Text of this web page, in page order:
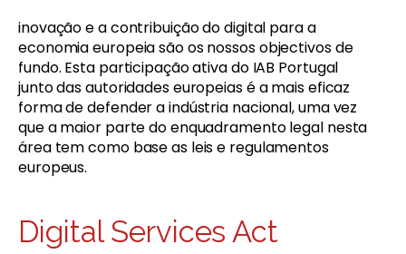
inovação e a contribuição do digital para a
economia europeia são os nossos objectivos de
fundo. Esta participação ativa do IAB Portugal
junto das autoridades europeias é a mais eficaz
forma de defender a indústria nacional, uma vez
que a maior parte do enquadramento legal nesta
área tem como base as leis e regulamentos
europeus.
Digital Services Act